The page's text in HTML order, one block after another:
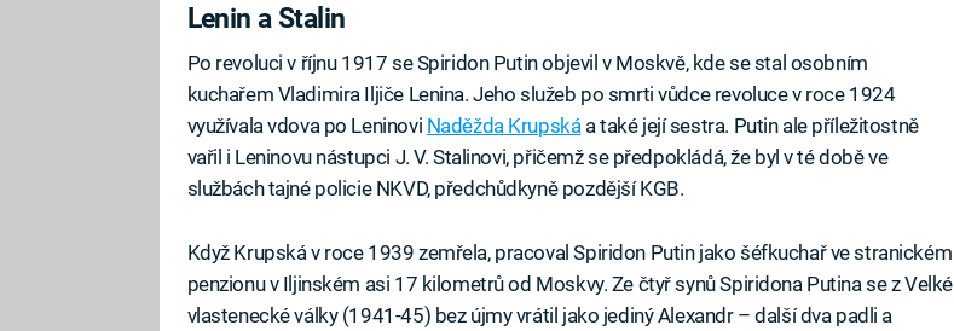
Lenin a Stalin
Po revoluci v říjnu 1917 se Spiridon Putin objevil v Moskvě, kde se stal osobním
kuchařem Vladimira Iljiče Lenina. Jeho služeb po smrti vůdce revoluce v roce 1924
využívala vdova po Leninovi Naděžda Krupskáa také její sestra. Putin ale příležitostně
vařil i Leninovu nástupci J. V. Stalinovi, přičemž se předpokládá, že byl v té době ve
službách tajné policie NKVD, předchůdkyně pozdější KGB.
Když Krupská v roce 1939 zemřela, pracoval Spiridon Putin jako šéfkuchař ve stranickém
penzionu v Iljinském asi 17 kilometrů od Moskvy. Ze čtyř synů Spiridona Putina se z Velké
vlastenecké války (1941-45) bez újmy vrátil jako jediný Alexandr – další dva padli a